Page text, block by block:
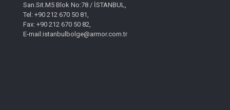
San.Sit.M5 Blok No:78 / İSTANBUL,
Tel: +90 212 670 50 81,
Fax: +90 212 670 50 82,
E-mail:istanbulbolge@armor.com.tr